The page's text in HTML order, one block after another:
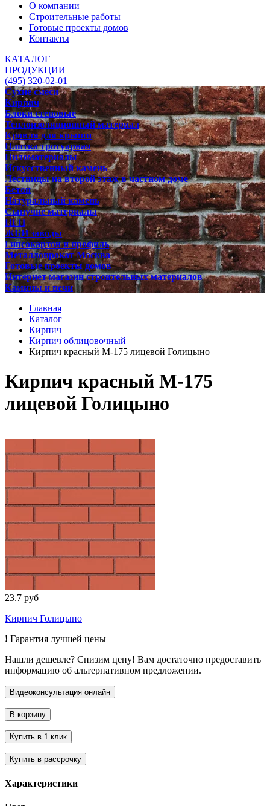
О компании
Строительные работы
Готовые проекты домов
Контакты
КАТАЛОГ
ПРОДУКЦИИ
(495) 320-02-01
Сухие смеси
Кирпич
Блоки стеновые
Теплоизоляционный материал
Кровля для крыши
Плитка тротуарная
Пиломатериалы
Искусственный камень
Лестницы на второй этаж в частном доме
Бетон
Натуральный камень
Сыпучие материалы
ПГП
ЖБИ заводы
Гипсокартон и профиль
Металлопрокат Москва
Готовые проекты домов
Интернет магазин строительных материалов
Камины и печи
Главная
Каталог
Кирпич
Кирпич облицовочный
Кирпич красный М-175 лицевой Голицыно
Кирпич красный М-175
лицевой Голицыно
23.7 руб
Кирпич Голицыно
! Гарантия лучшей цены
Нашли дешевле? Снизим цену! Вам достаточно предоставить
информацию об альтернативном предложении.
Характеристики